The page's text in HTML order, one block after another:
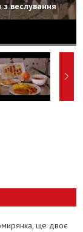
веслування
ще двоє